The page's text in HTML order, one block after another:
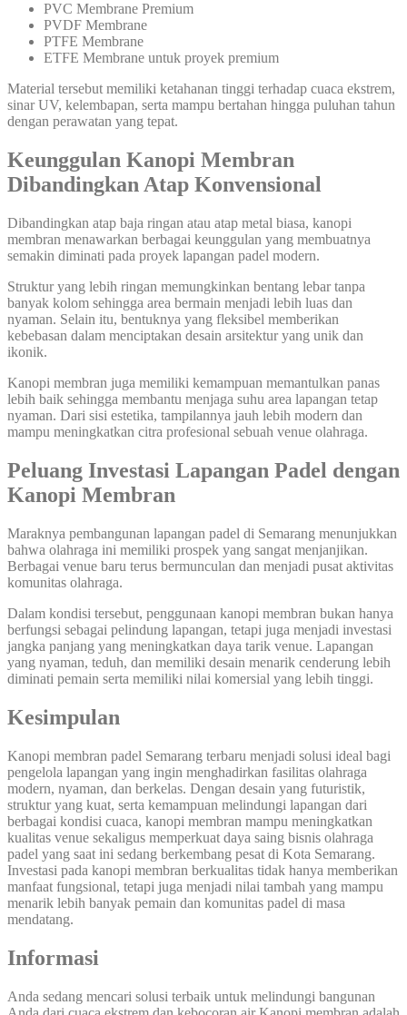
PVC Membrane Premium
PVDF Membrane
PTFE Membrane
ETFE Membrane untuk proyek premium
Material tersebut memiliki ketahanan tinggi terhadap cuaca ekstrem,
sinar UV, kelembapan, serta mampu bertahan hingga puluhan tahun
dengan perawatan yang tepat.
Keunggulan Kanopi Membran
Dibandingkan Atap Konvensional
Dibandingkan atap baja ringan atau atap metal biasa, kanopi
membran menawarkan berbagai keunggulan yang membuatnya
semakin diminati pada proyek lapangan padel modern.
Struktur yang lebih ringan memungkinkan bentang lebar tanpa
banyak kolom sehingga area bermain menjadi lebih luas dan
nyaman. Selain itu, bentuknya yang fleksibel memberikan
kebebasan dalam menciptakan desain arsitektur yang unik dan
ikonik.
Kanopi membran juga memiliki kemampuan memantulkan panas
lebih baik sehingga membantu menjaga suhu area lapangan tetap
nyaman. Dari sisi estetika, tampilannya jauh lebih modern dan
mampu meningkatkan citra profesional sebuah venue olahraga.
Peluang Investasi Lapangan Padel dengan
Kanopi Membran
Maraknya pembangunan lapangan padel di Semarang menunjukkan
bahwa olahraga ini memiliki prospek yang sangat menjanjikan.
Berbagai venue baru terus bermunculan dan menjadi pusat aktivitas
komunitas olahraga.
Dalam kondisi tersebut, penggunaan kanopi membran bukan hanya
berfungsi sebagai pelindung lapangan, tetapi juga menjadi investasi
jangka panjang yang meningkatkan daya tarik venue. Lapangan
yang nyaman, teduh, dan memiliki desain menarik cenderung lebih
diminati pemain serta memiliki nilai komersial yang lebih tinggi.
Kesimpulan
Kanopi membran padel Semarang terbaru menjadi solusi ideal bagi
pengelola lapangan yang ingin menghadirkan fasilitas olahraga
modern, nyaman, dan berkelas. Dengan desain yang futuristik,
struktur yang kuat, serta kemampuan melindungi lapangan dari
berbagai kondisi cuaca, kanopi membran mampu meningkatkan
kualitas venue sekaligus memperkuat daya saing bisnis olahraga
padel yang saat ini sedang berkembang pesat di Kota Semarang.
Investasi pada kanopi membran berkualitas tidak hanya memberikan
manfaat fungsional, tetapi juga menjadi nilai tambah yang mampu
menarik lebih banyak pemain dan komunitas padel di masa
mendatang.
Informasi
Anda sedang mencari solusi terbaik untuk melindungi bangunan